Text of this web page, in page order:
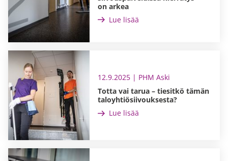
on arkea
Lue lisää
12.9.2025 | PHM Aski
Totta vai tarua – tiesitkö tämän
taloyhtiösiivouksesta?
Lue lisää